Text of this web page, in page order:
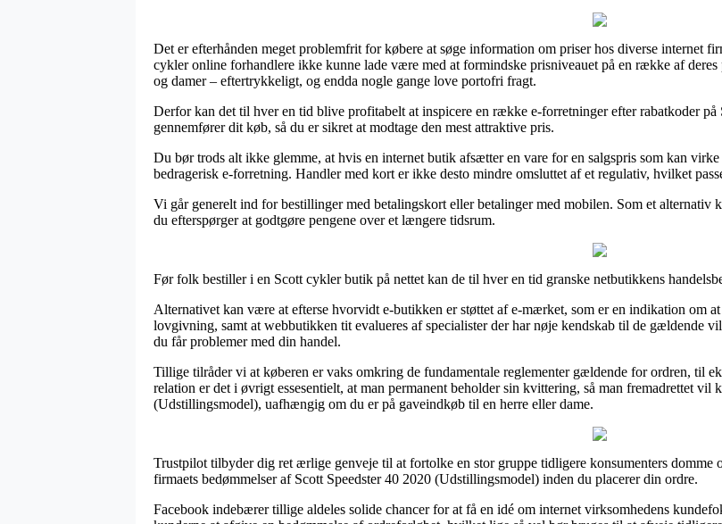
Det er efterhånden meget problemfrit for købere at søge information om priser hos diverse internet
cykler online forhandlere ikke kunne lade være med at formindske prisniveauet på en række af
og damer – eftertrykkeligt, og endda nogle gange love portofri fragt.
Derfor kan det til hver en tid blive profitabelt at inspicere en række e-forretninger efter rabatkoder
gennemfører dit køb, så du er sikret at modtage den mest attraktive pris.
Du bør trods alt ikke glemme, at hvis en internet butik afsætter en vare for en salgspris som kan
bedragerisk e-forretning. Handler med kort er ikke desto mindre omsluttet af et regulativ, hvilket
Vi går generelt ind for bestillinger med betalingskort eller betalinger med mobilen. Som et
du efterspørger at godtgøre pengene over et længere tidsrum.
Før folk bestiller i en Scott cykler butik på nettet kan de til hver en tid granske netbutikkens
Alternativet kan være at efterse hvorvidt e-butikken er støttet af e-mærket, som er en indikation om
lovgivning, samt at webbutikken tit evalueres af specialister der har nøje kendskab til de gældende
du får problemer med din handel.
Tillige tilråder vi at køberen er vaks omkring de fundamentale reglementer gældende for ordren, til
relation er det i øvrigt essesentielt, at man permanent beholder sin kvittering, så man fremadrettet vil
(Udstillingsmodel), uafhængig om du er på gaveindkøb til en herre eller dame.
Trustpilot tilbyder dig ret ærlige genveje til at fortolke en stor gruppe tidligere konsumenters domme
firmaets bedømmelser af Scott Speedster 40 2020 (Udstillingsmodel) inden du placerer din ordre.
Facebook indebærer tillige aldeles solide chancer for at få en idé om internet virksomhedens